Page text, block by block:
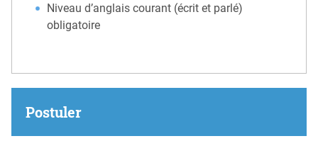
Niveau d’anglais courant (écrit et parlé)
obligatoire
Postuler